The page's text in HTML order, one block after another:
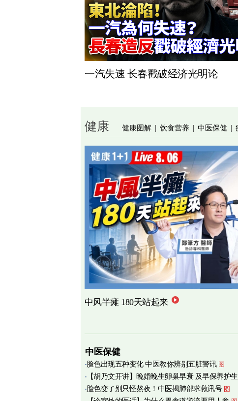
一汽失速 长春戳破经济光明论
健康 健康图解 | 饮食营养 | 中医保健 |
中风半瘫 180天站起来
中医保健
脸色出现五种变化 中医教你辨别五脏警讯 图
【胡乃文开讲】晚婚晚生卵巢早衰 及早保养护生
育
脸色变了别只怪熬夜！中医揭肺部求救讯号 图